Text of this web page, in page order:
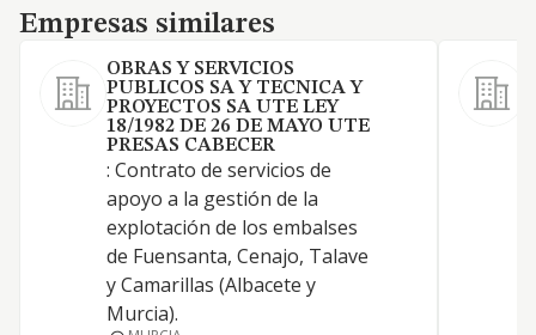
Empresas similares
Empresas similares
OBRAS Y SERVICIOS
PUBLICOS SA Y TECNICA Y
PROYECTOS SA UTE LEY
18/1982 DE 26 DE MAYO UTE
PRESAS CABECER
: Contrato de servicios de
apoyo a la gestión de la
explotación de los embalses
de Fuensanta, Cenajo, Talave
y Camarillas (Albacete y
Murcia).